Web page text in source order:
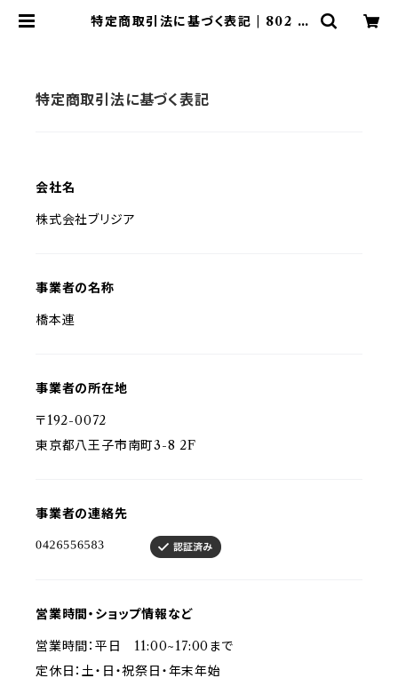
特定商取引法に基づく表記 | 802 P
特定商取引法に基づく表記
会社名
株式会社ブリジア
事業者の名称
橋本連
事業者の所在地
〒192-0072
東京都八王子市南町3-8 2F
事業者の連絡先
営業時間・ショップ情報など
営業時間：平日 11:00~17:00まで
定休日：土・日・祝祭日・年末年始